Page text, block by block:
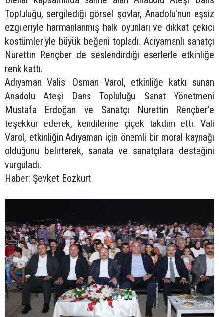
Topluluğu, sergilediği görsel şovlar, Anadolu'nun eşsiz
ezgileriyle harmanlanmış halk oyunları ve dikkat çekici
kostümleriyle büyük beğeni topladı. Adıyamanlı sanatçı
Nurettin Rençber de seslendirdiği eserlerle etkinliğe
renk kattı.
Adıyaman Valisi Osman Varol, etkinliğe katkı sunan
Anadolu Ateşi Dans Topluluğu Sanat Yönetmeni
Mustafa Erdoğan ve Sanatçı Nurettin Rençber’e
teşekkür ederek, kendilerine çiçek takdim etti. Vali
Varol, etkinliğin Adıyaman için önemli bir moral kaynağı
olduğunu belirterek, sanata ve sanatçılara desteğini
vurguladı.
Haber: Şevket Bozkurt